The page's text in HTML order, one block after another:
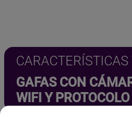
GAFAS CON
WIFI Y